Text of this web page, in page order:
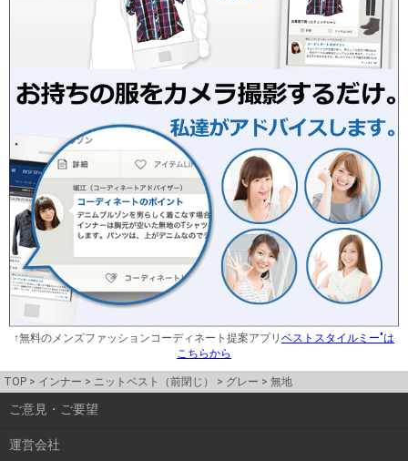
↑無料のメンズファッションコーディネート提案アプリ ベストスタイルミー"は
こちらから
TOP インナー ニットベスト（前閉じ） グレー 無地
ご意見・ご要望
運営会社